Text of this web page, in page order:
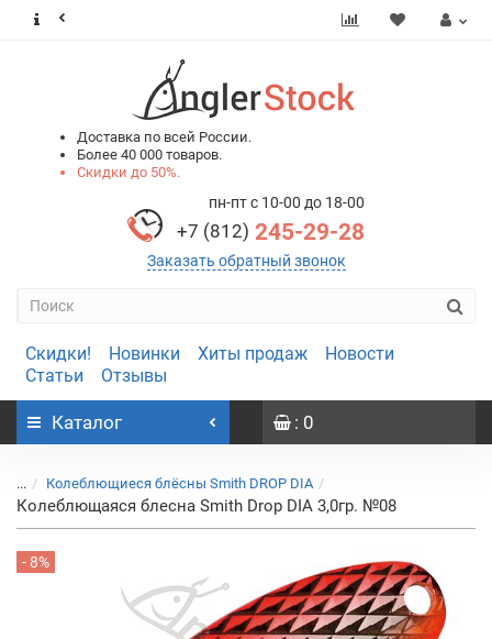
Доставка по всей России.
Более 40 000 товаров.
Скидки до 50%.
пн-пт с 10-00 до 18-00
+7 (812) 245-29-28
Заказать обратный звонок
Скидки! Новинки Хиты продаж
Новости
Статьи
Отзывы
Каталог : 0
... Колеблющиеся блёсны Smith DROP DIA
Колеблющаяся блесна Smith Drop DIA 3,0гр. №08
- 8%